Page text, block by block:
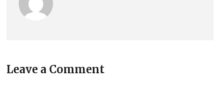
Leave a Comment